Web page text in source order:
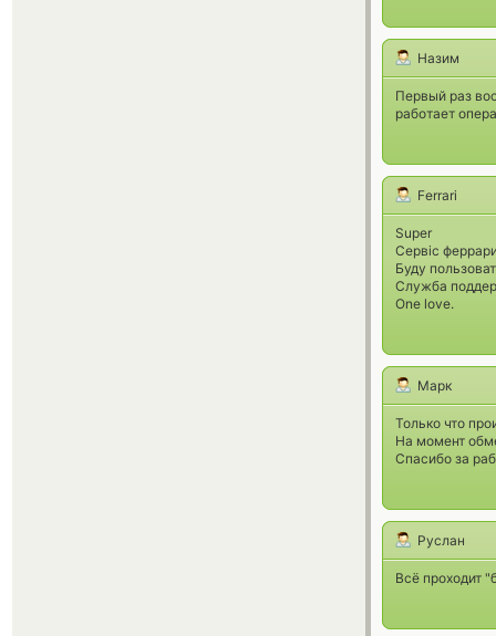
Назим
Первый раз
работает
Ferrari
Super
Сервіс
Буду
Служба
One love.
Марк
Только что
На момент
Спасибо за
Руслан
Всё проходит